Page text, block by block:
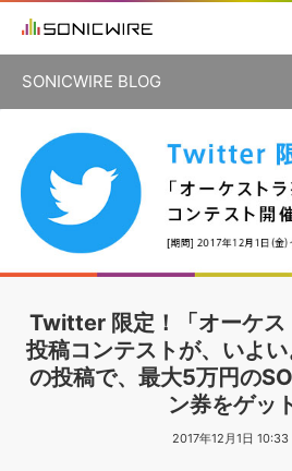
ソフト音源 »
プラグイン・エフェクト »
ソフトウェア／ツール »
キャンペーン »
ニュースレター »
SONICWIREブログ »
製品サポート情報 »
DTMガイド »
初音ミク V4X 鏡音リン・レン
ボーカル抜き出し
SYLENTH1
VOCALOID VIENNA
TOONTRACK
シネマティック音源特集
ソフト音源 プラグイン・エフェ
ソフトウェア／ツール DAW
SONICWIRE BLOG
カテゴリ一覧
記事一覧
Twitter 限定！「オーケス
投稿コンテストが、いよ
の投稿で、最大5万円の
ン券をゲッ
2017年12月1日